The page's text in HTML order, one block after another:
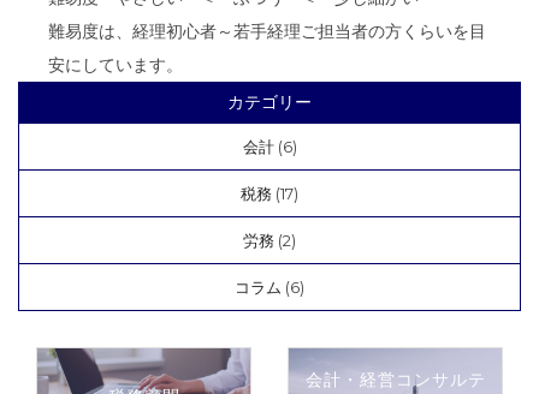
難易度は、経理初心者～若手経理ご担当者の方くらいを目
安にしています。
カテゴリー
会計(6)
税務 (17)
労務 (2)
コラム (6)
会計・経営コンサルテ